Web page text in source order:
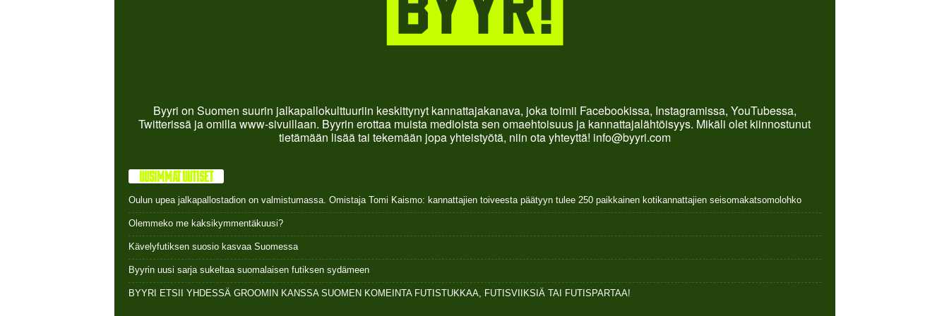
Byyri on Suomen suurin jalkapallokulttuuriin keskittynyt kannattajakanava, joka toimii Facebookissa, Instagramissa, YouTubessa,
Twitterissä ja omilla www-sivuillaan. Byyrin erottaa muista medioista sen omaehtoisuus ja kannattajalähtöisyys. Mikäli olet kiinnostunut
tietämään lisää tai tekemään jopa yhteistyötä, niin ota yhteyttä! info@byyri.com
UUSIMMAT UUTISET
Oulun upea jalkapallostadion on valmistumassa. Omistaja Tomi Kaismo: kannattajien toiveesta päätyyn tulee 250 paikkainen kotikannattajien seisomakatsomolohko
Olemmeko me kaksikymmentäkuusi?
Kävelyfutiksen suosio kasvaa Suomessa
Byyrin uusi sarja sukeltaa suomalaisen futiksen sydämeen
BYYRI ETSII YHDESSÄ GROOMIN KANSSA SUOMEN KOMEINTA FUTISTUKKAA, FUTISVIIKSIÄ TAI FUTISPARTAA!